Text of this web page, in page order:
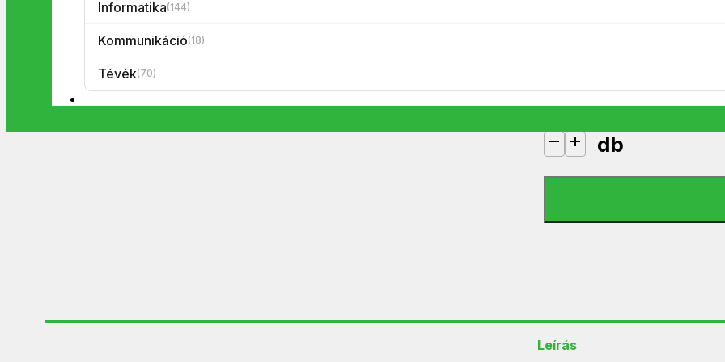
Informatika(144)
Kommunikáció(18)
Tévék(70)
1 készleten
Gembird MHS-002 fekete
db
Leírás